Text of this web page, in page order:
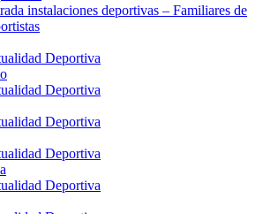
instalaciones deportivas – Familiares de
Deportiva
Deportiva
Deportiva
Deportiva
Deportiva